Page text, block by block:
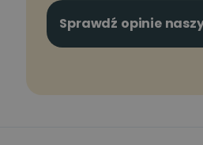
Sprawdź opinie